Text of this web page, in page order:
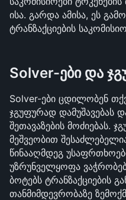
ისა. გარდა ამისა, ეს
ტრანზაქციების
Solver-ები და
Solver-ები ცდილობენ
ჯგუფურად დამუშავებას
შეთავაზების მოძიებას.
მეშვეობით
წინააღმდეგ
უზრუნველყოფა
ბოტებს ტრანზაქციების
თანმიმდევრობაზე